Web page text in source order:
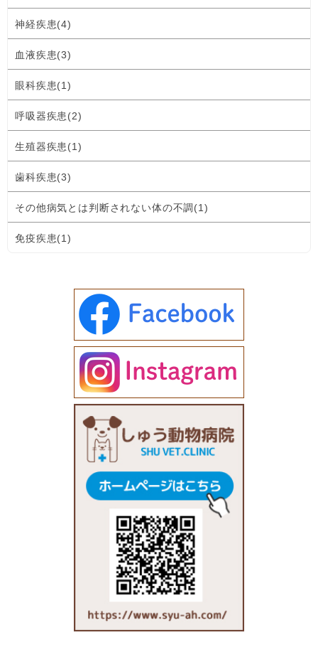
神経疾患(4)
血液疾患(3)
眼科疾患(1)
呼吸器疾患(2)
生殖器疾患(1)
歯科疾患(3)
その他病気とは判断されない体の不調(1)
免疫疾患(1)